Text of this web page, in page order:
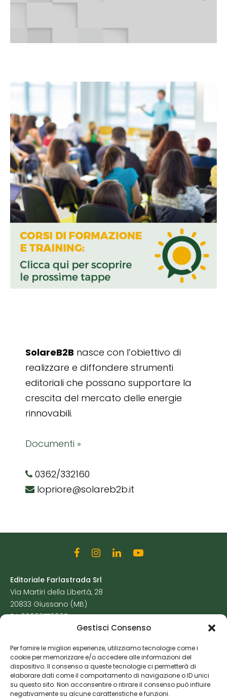
Gestisci Consenso
Per fornire le migliori esperienze, utilizziamo tecnologie come i
cookie per memorizzare e/o accedere alle informazioni del
dispositivo. Il consenso a queste tecnologie ci permetterà di
elaborare dati come il comportamento di navigazione o ID unici
su questo sito. Non acconsentire o ritirare il consenso può influire
negativamente su alcune caratteristiche e funzioni.
SolareB2B nasce con l’obiettivo di
realizzare e diffondere strumenti
editoriali che possano supportare la
crescita del mercato delle energie
rinnovabili.
Documenti »
0362/332160
lopriore@solareb2b.it
Editoriale Farlastrada Srl
Via Martiri della Libertà, 28
20833 Giussano (MB)
P.I. 06982770965
Cookie Policy
Risorse Aggiuntive